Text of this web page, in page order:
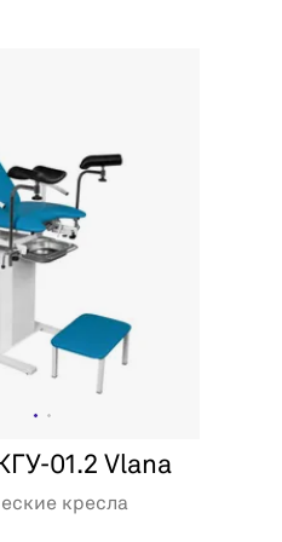
01.2 Vlana
кресла